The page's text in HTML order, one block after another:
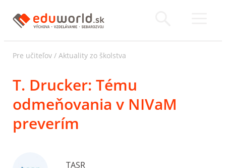
Pre učiteľov / Aktuality zo školstva
T. Drucker: Tému
odmeňovania v NIVaM
preverím
TASR